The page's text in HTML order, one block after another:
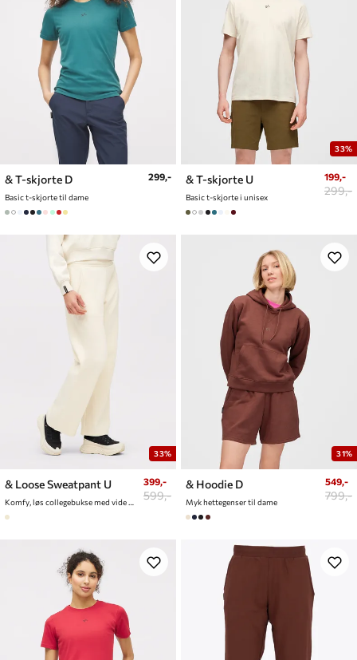
& T-skjorte D
Basic t-skjorte til dame
299,-
33%
& T-skjorte U
Basic t-skjorte i unisex
199,-
299,-
33%
& Loose Sweatpant U
Komfy, løs collegebukse med vide ben
399,-
599,-
31%
& Hoodie D
Myk hettegenser til dame
549,-
799,-